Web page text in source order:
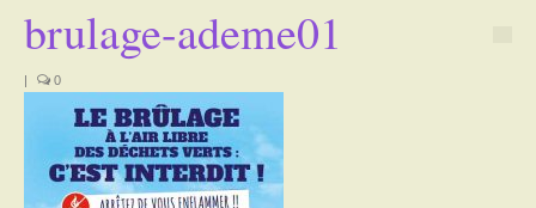
La Mairie
Le village
Tourisme
brulage-ademe01
| 0